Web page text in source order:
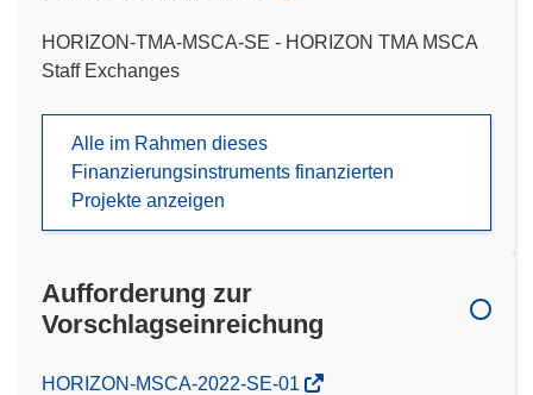
HORIZON-TMA-MSCA-SE - HORIZON TMA MSCA
Staff Exchanges
Alle im Rahmen dieses
Finanzierungsinstruments finanzierten
Projekte anzeigen
Aufforderung zur
Vorschlagseinreichung
(öffnet
HORIZON-MSCA-2022-SE-01